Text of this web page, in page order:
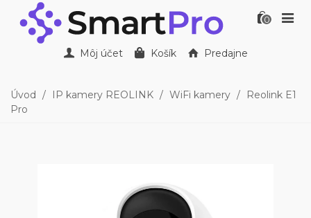
0
Môj účet Košík Predajne
Úvod / IP kamery REOLINK / WiFi kamery /
Reolink E1
Pro